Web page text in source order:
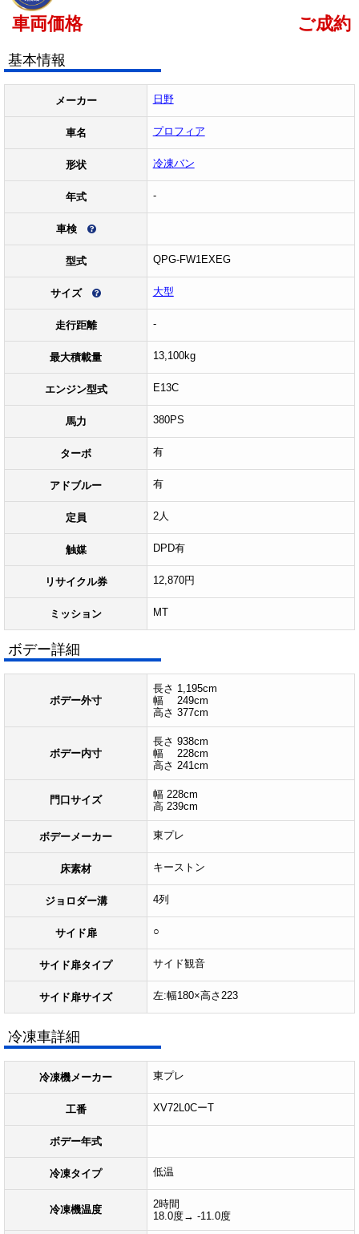
車両価格 ご成約
基本情報
メーカー 日野
車名 プロフィア
形状 冷凍バン
年式 -
車検
型式 QPG-FW1EXEG
サイズ 大型
走行距離 -
最大積載量 13,100kg
エンジン型式 E13C
馬力 380PS
ターボ 有
アドブルー 有
定員 2人
触媒 DPD有
リサイクル券 12,870円
ミッション MT
ボデー詳細
ボデー外寸
長さ 1,195cm
幅 249cm
高さ 377cm
ボデー内寸
長さ 938cm
幅 228cm
高さ 241cm
門口サイズ
幅 228cm
高 239cm
ボデーメーカー 東プレ
床素材 キーストン
ジョロダー溝 4列
サイド扉 ○
サイド扉タイプ サイド観音
サイド扉サイズ 左:幅180×高さ223
冷凍車詳細
冷凍機メーカー 東プレ
工番 XV72L0CーT
ボデー年式
冷凍タイプ 低温
冷凍機温度
2時間
18.0度→ -11.0度